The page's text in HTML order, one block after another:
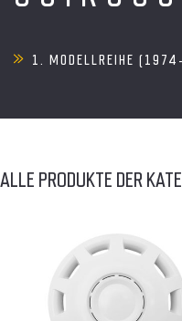
1. MODELLREIHE
ALLE PRODUKTE DER